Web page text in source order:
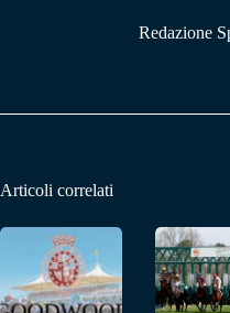
Redazione
Articoli correlati